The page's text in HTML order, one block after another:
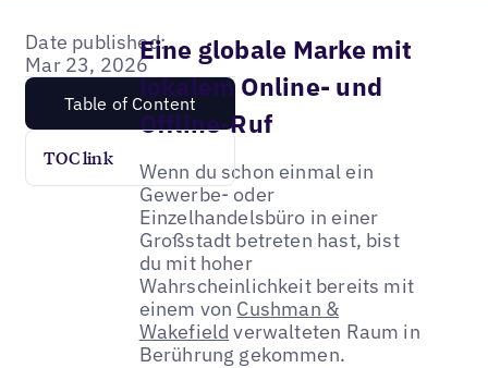
Date published:
Mar 23, 2026
Table of Content
TOC link
Eine globale Marke mit
lokalem Online- und
Offline-Ruf
Wenn du schon einmal ein
Gewerbe- oder
Einzelhandelsbüro in einer
Großstadt betreten hast, bist
du mit hoher
Wahrscheinlichkeit bereits mit
einem von Cushman &
Wakefield verwalteten Raum in
Berührung gekommen.